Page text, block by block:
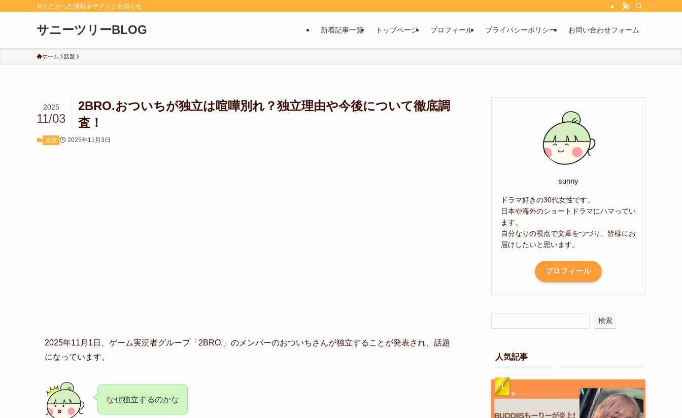
知りたかった情報をサクッとお知らせ
サニーツリーBLOG 新着記事一覧 トップページ プロフィール プライバシーポリシー お問い合わせフォーム
ホーム 話題
2BRO.おついちが独立は喧嘩別れ？独立理由や今後について徹底調
査！
2025
11/03
話題 2025年11月3日
2025年11月1日、ゲーム実況者グループ「 2BRO. 」のメンバーのおついちさんが独立することが発表され、話題
になっています。
なぜ独立するのかな
sunny
ドラマ好きの30代女性です。
日本や海外のショートドラマにハマってい
ます。
自分なりの視点で文章をつづり、皆様にお
届けしたいと思います。
プロフィール
検索
人気記事